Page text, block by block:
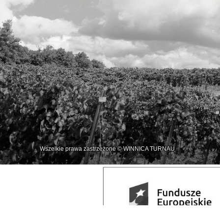
Wszelkie prawa zastrzeżone © WINNICA TURNAU